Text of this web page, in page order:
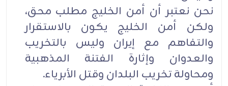
نحن نعتبر أن أمن الخليج مطلب محق،
ولكن أمن الخليج يكون بالاستقرار
والتفاهم مع إيران وليس بالتخريب
والعدوان وإثارة الفتنة المذهبية
ومحاولة تخريب البلدان وقتل الأبرياء.